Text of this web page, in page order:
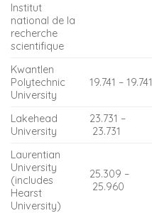
Institut
national de la
recherche
scientifique
Kwantlen
Polytechnic
University
19.741 – 19.741
Lakehead
University
23.731 –
23.731
Laurentian
University
(includes
Hearst
University)
25.309 –
25.960